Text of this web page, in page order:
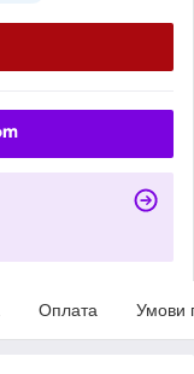
Оплата Умови